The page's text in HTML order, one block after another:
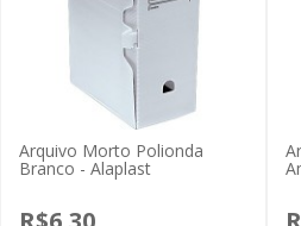
Arquivo Morto Polionda
Branco - Alaplast